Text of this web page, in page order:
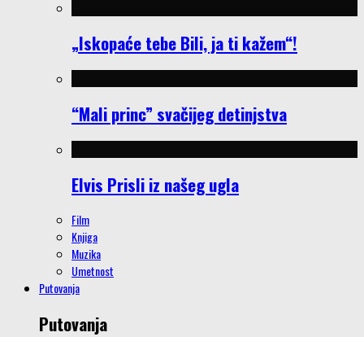
„Iskopaće tebe Bili, ja ti kažem“!
“Mali princ” svačijeg detinjstva
Elvis Prisli iz našeg ugla
Film
Knjiga
Muzika
Umetnost
Putovanja
Putovanja